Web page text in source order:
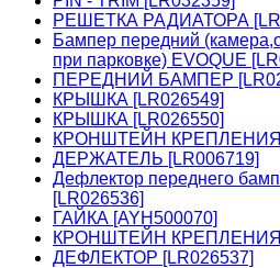
РЕШЕТКА РАДИАТОРА
Бампер передний
при парковке) EVOQUE
ПЕРЕДНИЙ БАМПЕР
КРЫШКА [LR026549]
КРЫШКА [LR026550]
КРОНШТЕЙН КРЕПЛЕНИЯ
ДЕРЖАТЕЛЬ [LR006719]
Дефлектор переднего
[LR026536]
ГАЙКА [AYH500070]
КРОНШТЕЙН КРЕПЛЕНИЯ
ДЕФЛЕКТОР [LR026537]